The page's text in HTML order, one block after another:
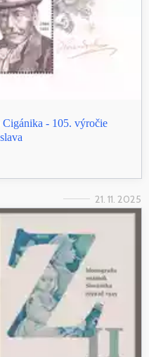
- 105. výročie
21. 11. 2025